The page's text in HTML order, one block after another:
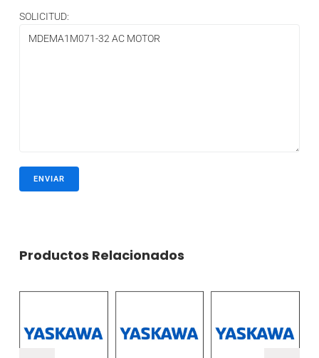
SOLICITUD:
Productos Relacionados